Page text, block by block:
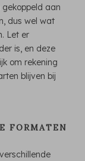
aan
dus wel wat
Let er
is, en deze
om rekening
blijven bij
FORMATEN